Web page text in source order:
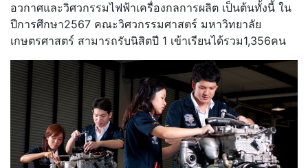
อวกาศและวิศวกรรมไฟฟ้าเครื่องกลการผลิต เป็นต้นทั้งนี้ ใน
ปีการศึกษา2567 คณะวิศวกรรมศาสตร์ มหาวิทยาลัย
เกษตรศาสตร์ สามารถรับนิสิตปี 1 เข้าเรียนได้รวม1,356คน